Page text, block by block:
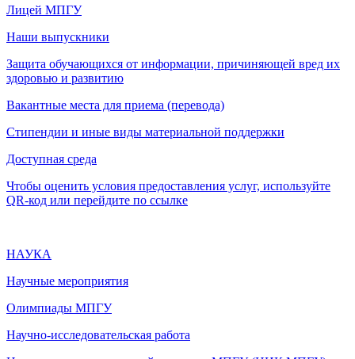
Лицей МПГУ
Наши выпускники
Защита обучающихся от информации, причиняющей вред их
здоровью и развитию
Вакантные места для приема (перевода)
Стипендии и иные виды материальной поддержки
Доступная среда
Чтобы оценить условия предоставления услуг, используйте
QR-код или перейдите по ссылке
НАУКА
Научные мероприятия
Олимпиады МПГУ
Научно-исследовательская работа